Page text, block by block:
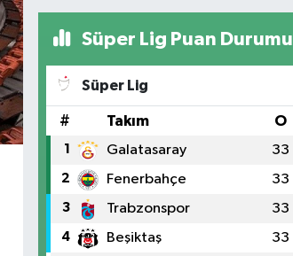
Süper Lig Puan Durumu
Süper Lig
# Takım O
1 Galatasaray 33
2 Fenerbahçe 33
3 Trabzonspor 33
4 Beşiktaş 33